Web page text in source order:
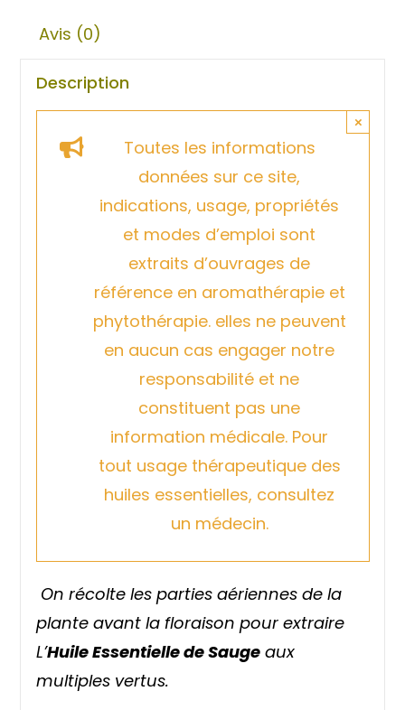
Avis (0)
Description
Toutes les informations
données sur ce site,
indications, usage, propriétés
et modes d’emploi sont
extraits d’ouvrages de
référence en aromathérapie et
phytothérapie. elles ne peuvent
en aucun cas engager notre
responsabilité et ne
constituent pas une
information médicale. Pour
tout usage thérapeutique des
huiles essentielles, consultez
un médecin.
×
On récolte les parties aériennes de la
plante avant la floraison pour extraire
L’Huile Essentielle de Saugeaux
multiples vertus.